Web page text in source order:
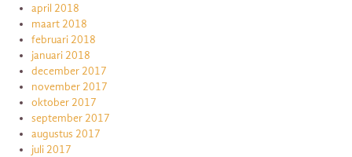
april 2018
maart 2018
februari 2018
januari 2018
december 2017
november 2017
oktober 2017
september 2017
augustus 2017
juli 2017